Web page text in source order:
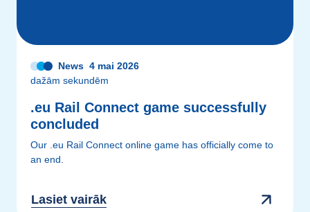
News 4 mai 2026
dažām sekundēm
.eu Rail Connect game successfully
concluded
Our .eu Rail Connect online game has officially come to
an end.
Lasiet vairāk